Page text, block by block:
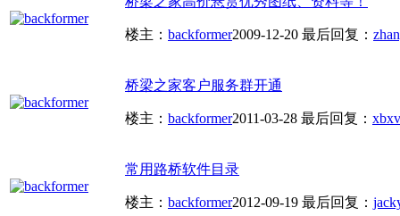
楼主： backformer2009-12-20 最后回复：
桥梁之家客户服务群开通
楼主： backformer2011-03-28 最后回复：
常用路桥软件目录
楼主： backformer2012-09-19 最后回复：